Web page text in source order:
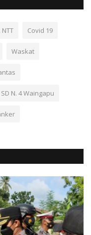
Covid 19
Waskat
SD N. 4 Waingapu